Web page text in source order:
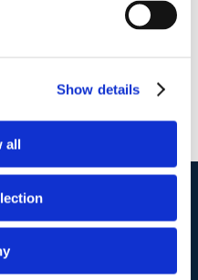
Show details
all